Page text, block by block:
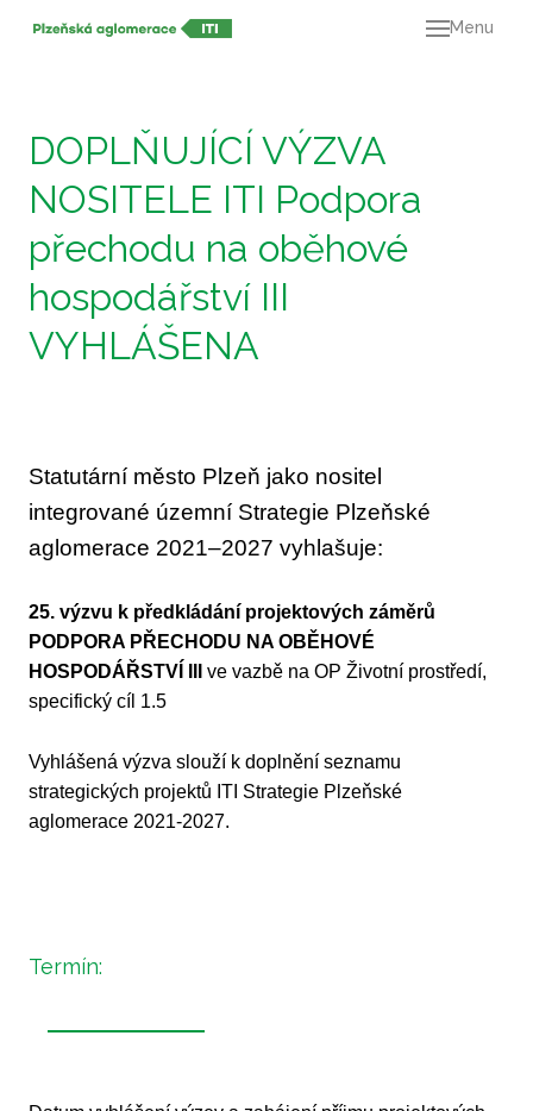
Menu
DOPLŇUJÍCÍ VÝZVA
NOSITELE ITI Podpora
přechodu na oběhové
hospodářství III
VYHLÁŠENA
Statutární město Plzeň jako nositel
integrované územní Strategie Plzeňské
aglomerace 2021–2027 vyhlašuje:
25. výzvu k předkládání projektových záměrů
PODPORA PŘECHODU NA OBĚHOVÉ
HOSPODÁŘSTVÍ III
ve vazbě na OP Životní prostředí,
specifický cíl 1.5
Vyhlášená výzva slouží k doplnění seznamu
strategických projektů ITI Strategie Plzeňské
aglomerace 2021-2027.
Termín: